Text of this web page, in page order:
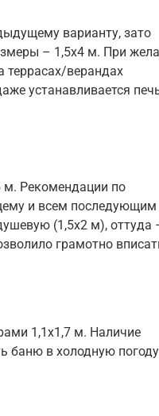
варианту, зато
– 1,5х4 м. При
террасах/верандах
устанавливается
м. Рекомендации по
и всем последующим
(1,5х2 м), оттуда
грамотно
1,1х1,7 м. Наличие
баню в холодную